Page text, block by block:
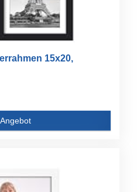
15x20,